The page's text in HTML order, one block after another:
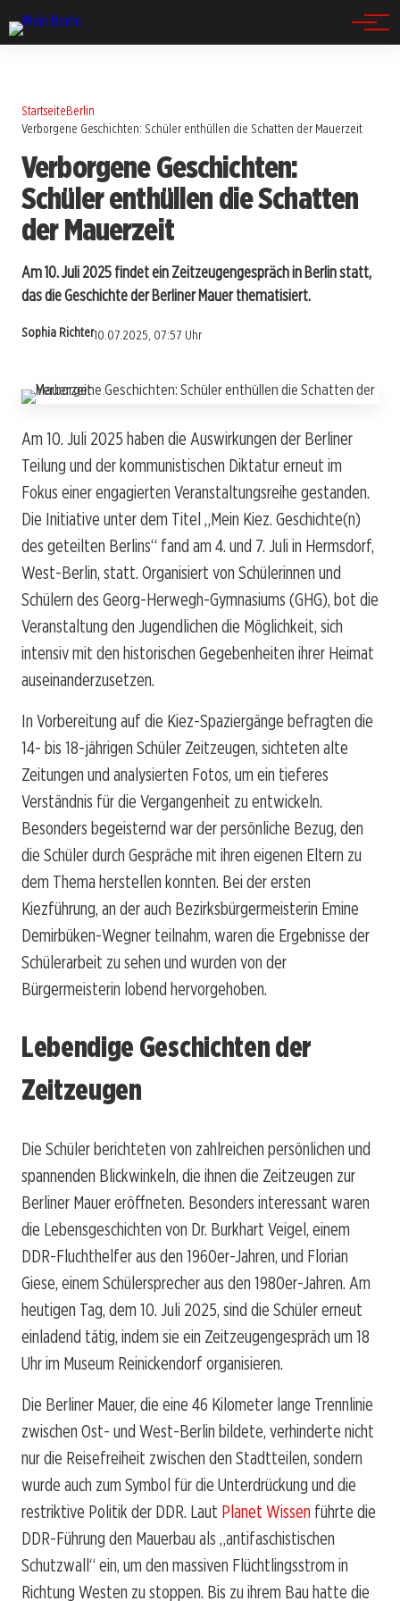
StartseiteBerlin
Verborgene Geschichten: Schüler enthüllen die Schatten der Mauerzeit
Verborgene Geschichten:
Schüler enthüllen die Schatten
der Mauerzeit
Am 10. Juli 2025 findet ein Zeitzeugengespräch in Berlin statt,
das die Geschichte der Berliner Mauer thematisiert.
Sophia Richter10.07.2025, 07:57 Uhr
Am 10. Juli 2025 haben die Auswirkungen der Berliner
Teilung und der kommunistischen Diktatur erneut im
Fokus einer engagierten Veranstaltungsreihe gestanden.
Die Initiative unter dem Titel „Mein Kiez. Geschichte(n)
des geteilten Berlins“ fand am 4. und 7. Juli in Hermsdorf,
West-Berlin, statt. Organisiert von Schülerinnen und
Schülern des Georg-Herwegh-Gymnasiums (GHG), bot die
Veranstaltung den Jugendlichen die Möglichkeit, sich
intensiv mit den historischen Gegebenheiten ihrer Heimat
auseinanderzusetzen.
In Vorbereitung auf die Kiez-Spaziergänge befragten die
14- bis 18-jährigen Schüler Zeitzeugen, sichteten alte
Zeitungen und analysierten Fotos, um ein tieferes
Verständnis für die Vergangenheit zu entwickeln.
Besonders begeisternd war der persönliche Bezug, den
die Schüler durch Gespräche mit ihren eigenen Eltern zu
dem Thema herstellen konnten. Bei der ersten
Kiezführung, an der auch Bezirksbürgermeisterin Emine
Demirbüken-Wegner teilnahm, waren die Ergebnisse der
Schülerarbeit zu sehen und wurden von der
Bürgermeisterin lobend hervorgehoben.
Lebendige Geschichten der
Zeitzeugen
Die Schüler berichteten von zahlreichen persönlichen und
spannenden Blickwinkeln, die ihnen die Zeitzeugen zur
Berliner Mauer eröffneten. Besonders interessant waren
die Lebensgeschichten von Dr. Burkhart Veigel, einem
DDR-Fluchthelfer aus den 1960er-Jahren, und Florian
Giese, einem Schülersprecher aus den 1980er-Jahren. Am
heutigen Tag, dem 10. Juli 2025, sind die Schüler erneut
einladend tätig, indem sie ein Zeitzeugengespräch um 18
Uhr im Museum Reinickendorf organisieren.
Die Berliner Mauer, die eine 46 Kilometer lange Trennlinie
zwischen Ost- und West-Berlin bildete, verhinderte nicht
nur die Reisefreiheit zwischen den Stadtteilen, sondern
wurde auch zum Symbol für die Unterdrückung und die
restriktive Politik der DDR. Laut Planet Wissen führte die
DDR-Führung den Mauerbau als „antifaschistischen
Schutzwall“ ein, um den massiven Flüchtlingsstrom in
Richtung Westen zu stoppen. Bis zu ihrem Bau hatte die